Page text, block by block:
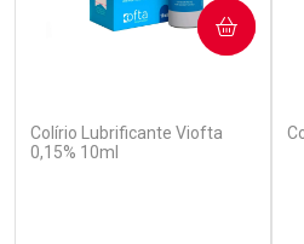
Colírio Lubrificante Viofta
0,15% 10ml
COMPRAR